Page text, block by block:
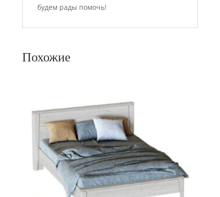
будем рады помочь!
Похожие